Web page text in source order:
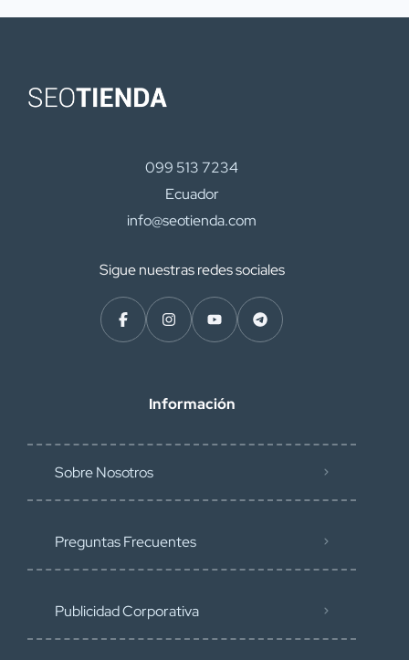
099 513 7234
Ecuador
info@seotienda.com
Sigue nuestras redes sociales
Información
Sobre Nosotros
Preguntas Frecuentes
Publicidad Corporativa